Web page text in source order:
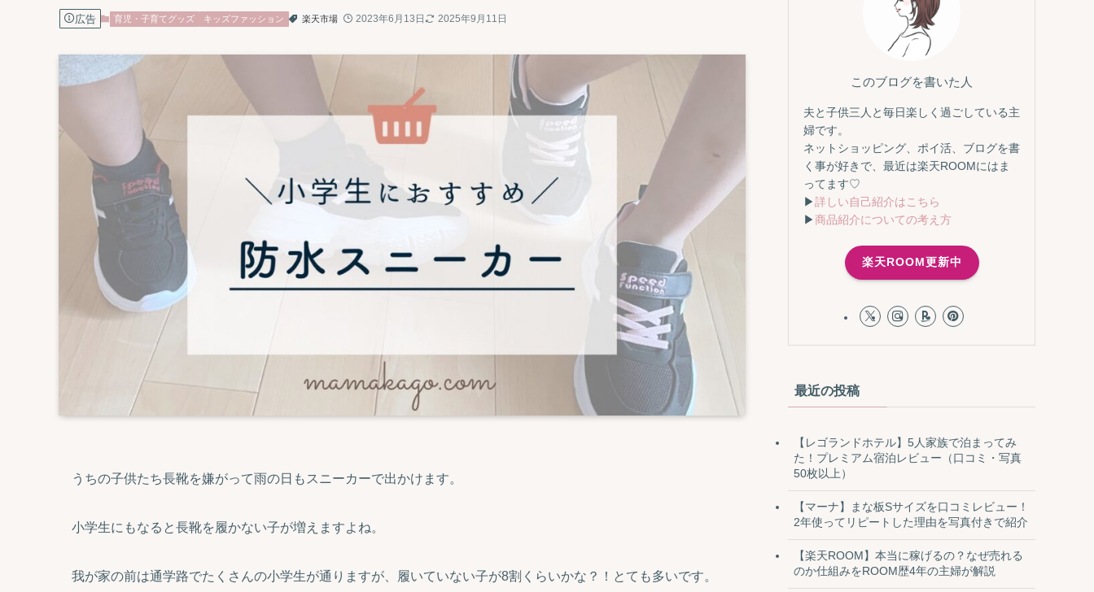
広告 育児・子育てグッズ キッズファッション 楽天市場 2023年6月13日 2025年9月11日
うちの子供たち長靴を嫌がって雨の日もスニーカーで出かけます。
小学生にもなると長靴を履かない子が増えますよね。
我が家の前は通学路でたくさんの小学生が通りますが、履いていない子が8割くらいかな？！とても多いです。
このブログを書いた人
夫と子供三人と毎日楽しく過ごしている主
婦です。
ネットショッピング、ポイ活、ブログを書
く事が好きで、最近は楽天ROOMにはま
ってます♡
▶詳しい自己紹介はこちら
▶商品紹介についての考え方
楽天ROOM更新中
最近の投稿
【レゴランドホテル】5人家族で泊まってみ
た！プレミアム宿泊レビュー（口コミ・写真
50枚以上）
【マーナ】まな板Sサイズを口コミレビュー！
2年使ってリピートした理由を写真付きで紹介
【楽天ROOM】本当に稼げるの？なぜ売れる
のか仕組みをROOM歴4年の主婦が解説